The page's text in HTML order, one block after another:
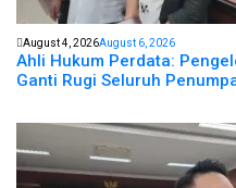
August 4, 2026August 6, 2026
Ahli Hukum Perdata:
Ganti Rugi Seluruh